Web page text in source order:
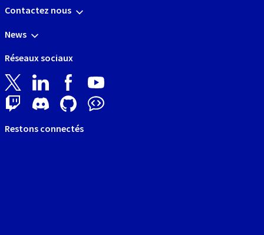
Contactez nous
News
Réseaux sociaux
Restons connectés